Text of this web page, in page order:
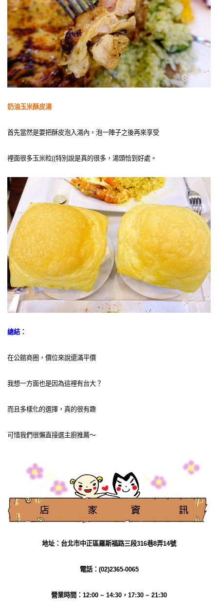
奶油玉米酥皮湯
首先當然是要把酥皮泡入湯內，泡一陣子之後再來享受
裡面很多玉米粒((特別說是真的很多，湯頭恰到好處。
總結：
在公館商圈，價位來說還滿平價
我想一方面也是因為這裡有台大？
而且多樣化的選擇，真的很有趣
可惜我們很懶直接選主廚推薦～
地址：台北市中正區羅斯福路三段316巷8弄14號
電話：(02)2365-0065
營業時間：12:00 ~ 14:30，17:30 ~ 21:30